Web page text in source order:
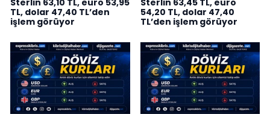
Sterlin 63,10 TL, euro 53,95
TL, dolar 47,40 TL’den
işlem görüyor
Sterlin 63,45 TL, euro
54,20 TL, dolar 47,40
TL’den işlem görüyor